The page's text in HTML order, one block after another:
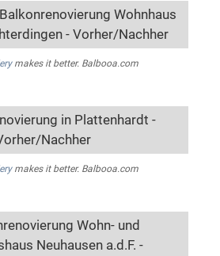
Wohnhaus
- Vorher/Nachher
makes it better. Balbooa.com
in Plattenhardt -
Nachher
makes it better. Balbooa.com
Wohn- und
Neuhausen a.d.F. -